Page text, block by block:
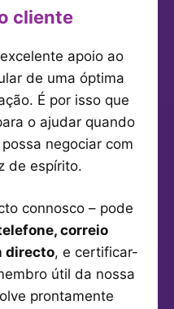
cliente
apoio ao
de uma óptima
É por isso que
o ajudar quando
negociar com
de espírito.
connosco – pode
correio
directo, e certificar-
útil da nossa
prontamente